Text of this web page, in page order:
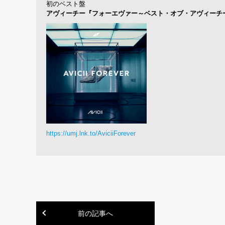
初のベスト盤
アヴィーチー『フォーエヴァー～ベスト・オブ・アヴィーチ
https://umj.lnk.to/AviciiForever
前の記事へ